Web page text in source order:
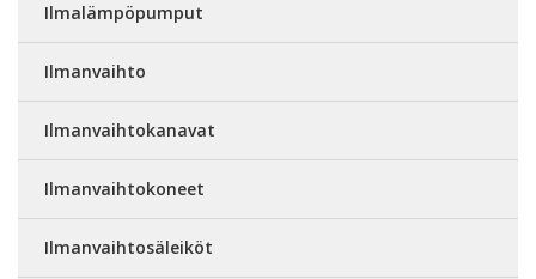
Ilmalämpöpumput
Ilmanvaihto
Ilmanvaihtokanavat
Ilmanvaihtokoneet
Ilmanvaihtosäleiköt